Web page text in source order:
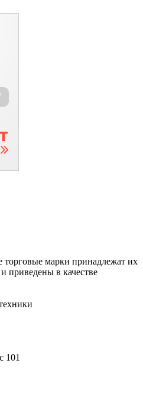
торговые марки принадлежат их
приведены в качестве
101